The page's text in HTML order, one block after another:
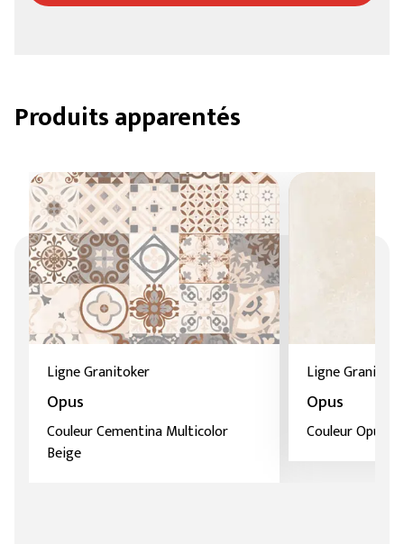
Produits apparentés
Ligne Granitoker
Opus
Couleur Cementina Multicolor
Beige
Ligne
Opus
Couleur Opus